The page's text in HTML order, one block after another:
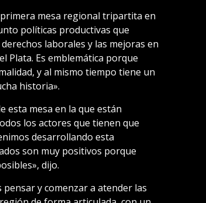
mesa regional tripartita en
políticas productivas que
laborales y las mejoras en
Plata. Es emblemática porque
y al mismo tiempo tiene un
historia».
esta mesa en la que están
los actores que tienen que
desarrollando esta
son muy positivos porque
dijo.
y comenzar a atender las